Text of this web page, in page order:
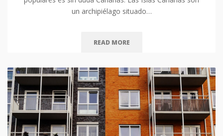
un archipiélago situado…
READ MORE